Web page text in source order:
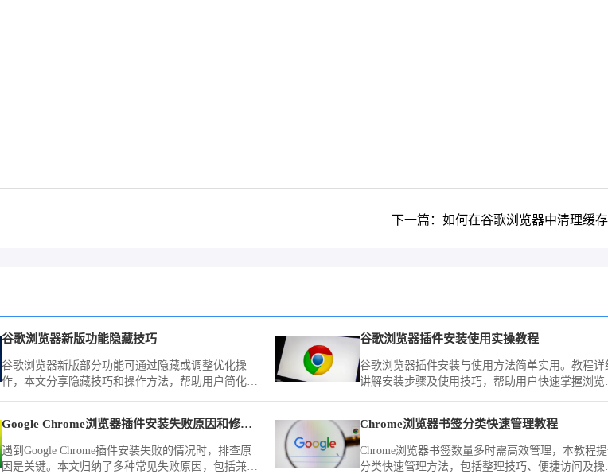
下一篇：如何在谷歌浏览器中清理缓
谷歌浏览器新版功能隐藏技巧
谷歌浏览器新版部分功能可通过隐藏或调整优化操
作，本文分享隐藏技巧和操作方法，帮助用户简化界
谷歌浏览器插件安装使用实操教程
谷歌浏览器插件安装与使用方法简单实用。教程详
讲解安装步骤及使用技巧，帮助用户快速掌握浏览
Google Chrome浏览器插件安装失败原因和修复方案
遇到Google Chrome插件安装失败的情况时，排查原
因是关键。本文归纳了多种常见失败原因，包括兼容
Chrome浏览器书签分类快速管理教程
Chrome浏览器书签数量多时需高效管理，本教程
分类快速管理方法，包括整理技巧、便捷访问及操